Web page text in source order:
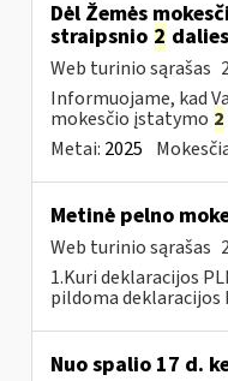
Dėl Žemės
straipsnio 2
Web turinio sąrašas
Informuojame, kad
mokesčio įstatymo 2
Metai: 2025
Metinė pelno
Web turinio sąrašas
1.Kuri deklaracijos
pildoma deklaracijos
Nuo spalio 17 d.